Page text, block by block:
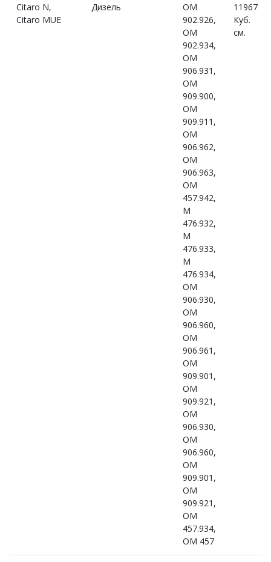
Citaro N,
Citaro MUE
Дизель
OM
902.926,
OM
902.934,
OM
906.931,
OM
909.900,
OM
909.911,
OM
906.962,
OM
906.963,
OM
457.942,
M
476.932,
M
476.933,
M
476.934,
OM
906.930,
OM
906.960,
OM
906.961,
OM
909.901,
OM
909.921,
OM
906.930,
OM
906.960,
OM
909.901,
OM
909.921,
OM
457.934,
OM 457
11967
Куб.
см.